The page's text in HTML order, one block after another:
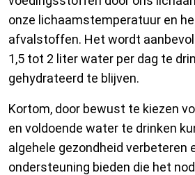
onze lichaamstemperatuur en
afvalstoffen. Het wordt
1,5 tot 2 liter water per dag te
gehydrateerd te blijven.
Kortom, door bewust te kiezen
en voldoende water te drinken
algehele gezondheid verbeteren
ondersteuning bieden die het